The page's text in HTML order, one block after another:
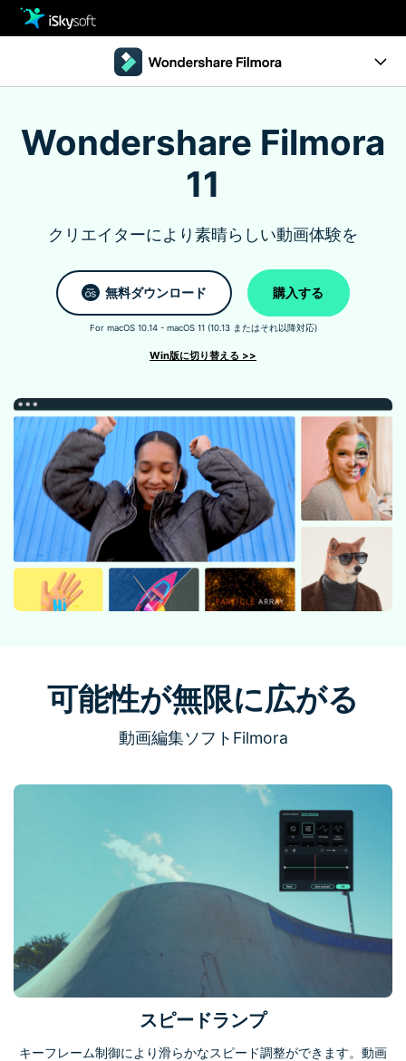
ストア
サポート
Filmstock
動作環境
動画編集の基本とコツ
無料ダウンロード 今すぐ購入
Wondershare Filmora
11
クリエイターにより素晴らしい動画体験を
無料ダウンロード 購入する
For macOS 10.14 - macOS 11 (10.13 またはそれ以降対応)
Win版に切り替える >>
可能性が無限に広がる
動画編集ソフトFilmora
スピードランプ
キーフレーム制御により滑らかなスピード調整ができます。動画